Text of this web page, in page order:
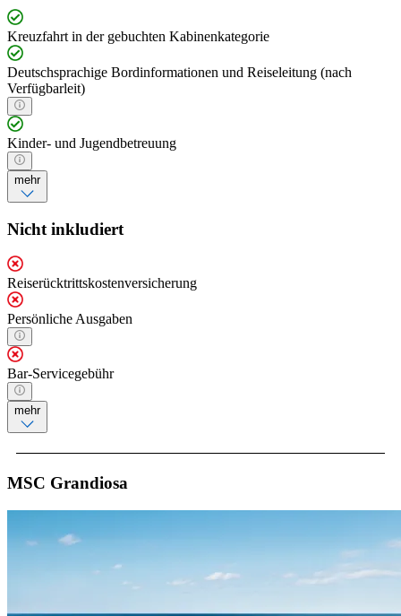
Kreuzfahrt in der gebuchten Kabinenkategorie
Deutschsprachige Bordinformationen und Reiseleitung (nach
Verfügbarleit)
Kinder- und Jugendbetreuung
mehr
Nicht inkludiert
Reiserücktrittskostenversicherung
Persönliche Ausgaben
Bar-Servicegebühr
mehr
MSC Grandiosa